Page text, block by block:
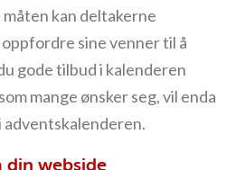
måten kan deltakerne
sine venner til å
gode tilbud i kalenderen
mange ønsker seg, vil enda
adventskalenderen.
din webside